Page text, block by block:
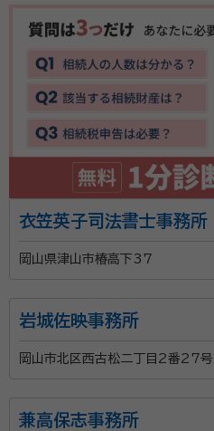
衣笠英子司法書士事務所
岡山県津山市椿高下37
岩城佐映事務所
岡山市北区西古松二丁目2番27号
兼高保志事務所